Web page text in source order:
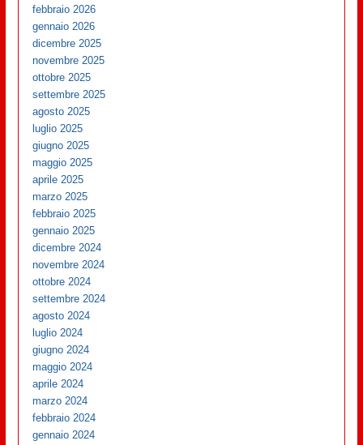
febbraio 2026
gennaio 2026
dicembre 2025
novembre 2025
ottobre 2025
settembre 2025
agosto 2025
luglio 2025
giugno 2025
maggio 2025
aprile 2025
marzo 2025
febbraio 2025
gennaio 2025
dicembre 2024
novembre 2024
ottobre 2024
settembre 2024
agosto 2024
luglio 2024
giugno 2024
maggio 2024
aprile 2024
marzo 2024
febbraio 2024
gennaio 2024